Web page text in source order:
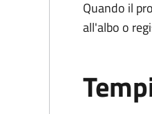
Quando il
all'albo o